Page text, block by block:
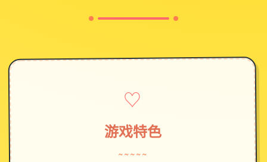
♡
游戏特色
~~~~~